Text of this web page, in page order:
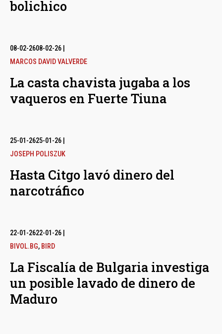
bolichico
08-02-2608-02-26
MARCOS DAVID VALVERDE
La casta chavista jugaba a los
vaqueros en Fuerte Tiuna
25-01-2625-01-26
JOSEPH POLISZUK
Hasta Citgo lavó dinero del
narcotráfico
22-01-2622-01-26
BIVOL.BG, BIRD
La Fiscalía de Bulgaria investiga
un posible lavado de dinero de
Maduro